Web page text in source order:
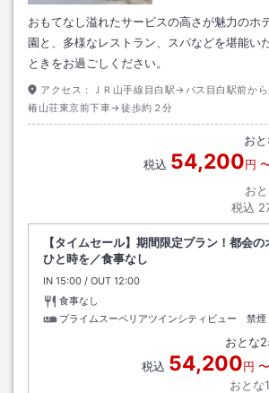
おもてなし溢れたサービスの高さが魅力のホ
園と、多様なレストラン、スパなどを堪能い
ときをお過ごしください。
アクセス：
ＪＲ山手線目白駅→バス目白駅前か
椿山荘東京前下車→徒歩約２分
お
税込 54,200円
お
税込
【タイムセール】期間限定プラン！都会
ひと時を／食事なし
IN チェックイン
15:00 / OUT チェックアウト
12:00
食事なし
プライムスーペリアツインシティビュー 禁煙
おとな2
税込 54,200円 〜
おとな